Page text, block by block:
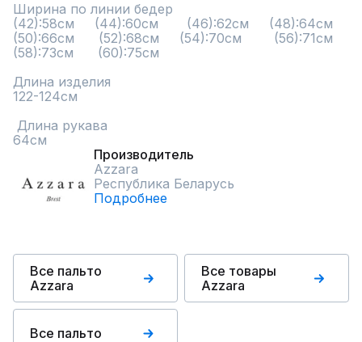
Ширина по линии бедер
(42):58см     (44):60см       (46):62см     (48):64см
(50):66см      (52):68см     (54):70см        (56):71см
(58):73см      (60):75см
Длина изделия
122-124см
64см
Производитель
Azzara
Республика Беларусь
Подробнее
Все пальто
Azzara
Все товары
Azzara
Все пальто